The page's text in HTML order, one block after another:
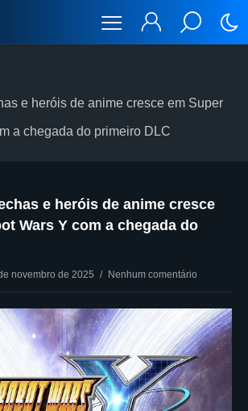
e heróis de anime cresce em Super
a chegada do primeiro DLC
e heróis de anime cresce
Wars Y com a chegada do
novembro de 2025 Nenhum comentário